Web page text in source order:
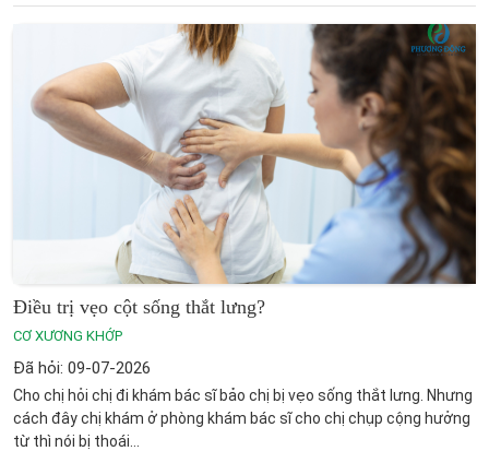
Điều trị vẹo cột sống thắt lưng?
CƠ XƯƠNG KHỚP
Đã hỏi: 09-07-2026
Cho chị hỏi chị đi khám bác sĩ bảo chị bị vẹo sống thắt lưng. Nhưng
cách đây chị khám ở phòng khám bác sĩ cho chị chụp cộng hưởng
từ thì nói bị thoái...